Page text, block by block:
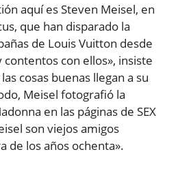
aquí es Steven Meisel, en
que han disparado la
de Louis Vuitton desde
con ellos», insiste
cosas buenas llegan a su
Meisel fotografió la
en las páginas de SEX
son viejos amigos
de los años ochenta».